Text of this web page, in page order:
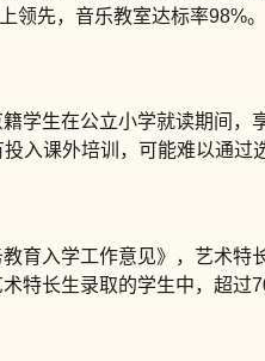
领先，音乐教室达标率98%。
学生在公立小学就读期间
入课外培训，可能难以通过
育入学工作意见》，艺术
特长生录取的学生中，超过